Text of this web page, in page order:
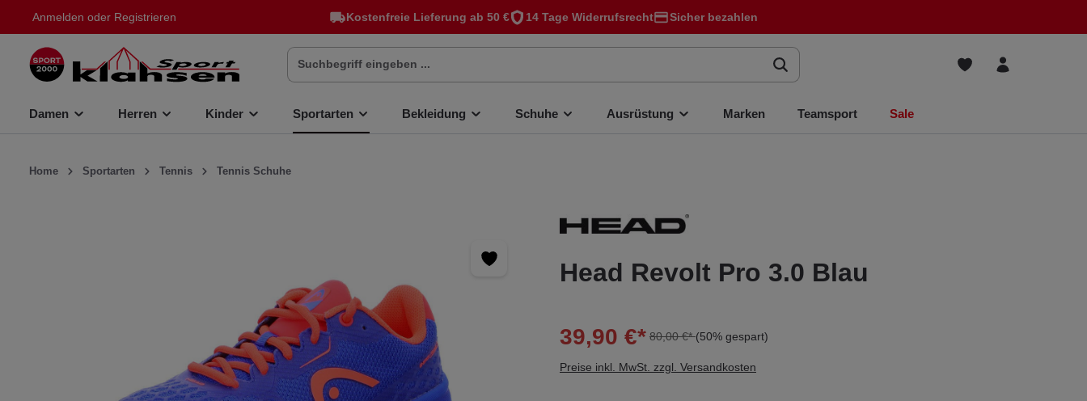
springen Kostenfreie Lieferung ab 50 € 14 Tage Widerrufsrecht Sicher bezahlen
Anmelden oder Registrieren
Damen Herren Kinder Sportarten Bekleidung Schuhe Ausrüstung Marken Teamsport Sale
Home Sportarten Tennis Tennis Schuhe
Head Revolt Pro 3.0 Blau
39,90 €* 80,00 €*(50% gespart)
Preise inkl. MwSt. zzgl. Versandkosten